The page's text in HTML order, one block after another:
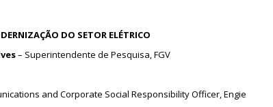
DO SETOR ELÉTRICO
– Superintendente de Pesquisa, FGV
and Corporate Social Responsibility Officer, Engie